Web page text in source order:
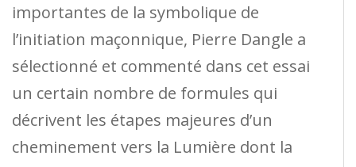
importantes de la symbolique de
l’initiation maçonnique, Pierre Dangle a
sélectionné et commenté dans cet essai
un certain nombre de formules qui
décrivent les étapes majeures d’un
cheminement vers la Lumière dont la